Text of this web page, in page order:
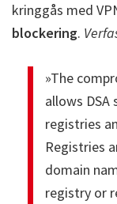
kringgås med
blockering.
»The
allows
registries
Registries
domain
registry or